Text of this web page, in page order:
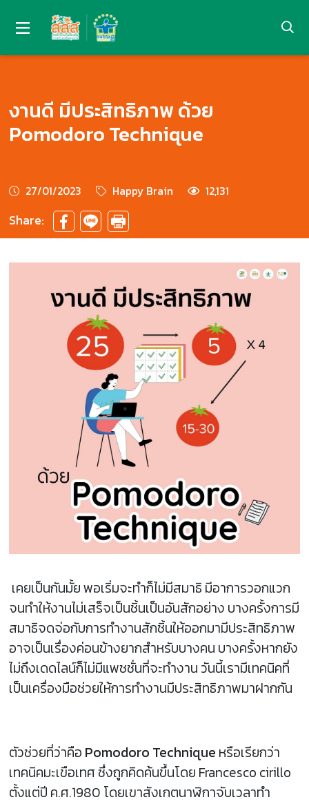
งานดี มีประสิทธิภาพ ด้วย
Pomodoro Technique
27/01/2023 Happy Brain 12,131
Share:
เคยเป็นกันมั้ย พอเริ่มจะทำก็ไม่มีสมาธิ มีอาการวอกแวก
จนทำให้งานไม่เสร็จเป็นชิ้นเป็นอันสักอย่าง บางครั้งการมี
สมาธิจดจ่อกับการทำงานสักชิ้นให้ออกมามีประสิทธิภาพ
อาจเป็นเรื่องค่อนข้างยากสำหรับบางคน บางครั้งหากยัง
ไม่ถึงเดดไลน์ก็ไม่มีแพชชั่นที่จะทำงาน วันนี้เรามีเทคนิคที่
เป็นเครื่องมือช่วยให้การทำงานมีประสิทธิภาพมาฝากกัน
ตัวช่วยที่ว่าคือ Pomodoro Technique หรือเรียกว่า
เทคนิคมะเขือเทศ ซึ่งถูกคิดค้นขึ้นโดย Francesco cirillo
ตั้งแต่ปี ค.ศ.1980 โดยเขาสังเกตนาฬิกาจับเวลาทำ